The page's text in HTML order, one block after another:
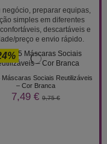
negócio, preparar equipas,
simples em diferentes
descartáveis e
preço e envio rápido.
Máscaras Sociais Reutilizáveis
– Cor Branca
7,49 € 9,75 €